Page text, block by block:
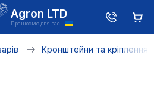
Agron LTD
Працюємо для вас!
Кронштейни та кріплення